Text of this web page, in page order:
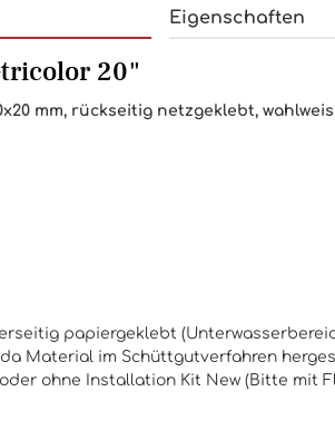
Eigenschaften
20"
mm, rückseitig netzgeklebt,
papiergeklebt
Material im Schüttgutverfahren
ohne Installation Kit New (Bitte mit